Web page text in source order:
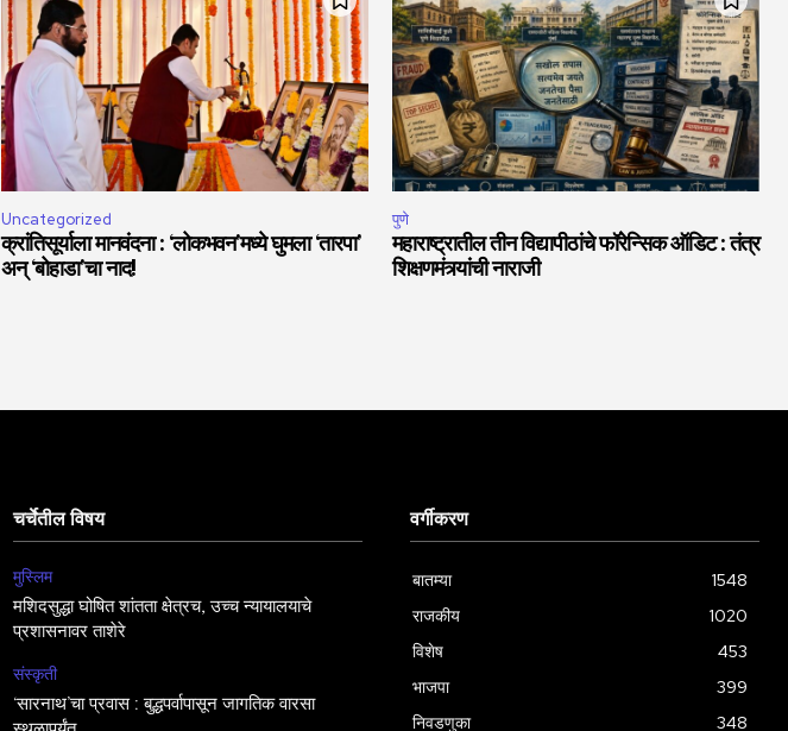
Uncategorized
क्रांतिसूर्याला मानवंदना : ‘लोकभवन’मध्ये घुमला ‘तारपा’
अन् ‘बोहाडा’चा नाद!
पुणे
महाराष्ट्रातील तीन विद्यापीठांचे फॉरेन्सिक ऑडिट : तंत्र
शिक्षणमंत्र्यांची नाराजी
चर्चेतील विषय
मुस्लिम
मशिदसुद्धा घोषित शांतता क्षेत्रच, उच्च न्यायालयाचे
प्रशासनावर ताशेरे
संस्कृती
‘सारनाथ’चा प्रवास : बुद्धपर्वापासून जागतिक वारसा
वर्गीकरण
बातम्या
1548
राजकीय
1020
विशेष
453
भाजपा
399
निवडणुका
348